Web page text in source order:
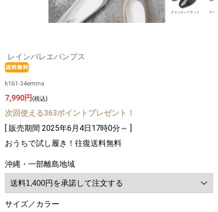
レインバレエパンプス
k161-34emma
7,990円 (税込)
次回使える363ポイントプレゼント！
[ 販売期間 2025年6月4日17時0分 ～ ]
おうちで試し履き！往復送料無料
沖縄・一部離島地域
サイズ／カラー